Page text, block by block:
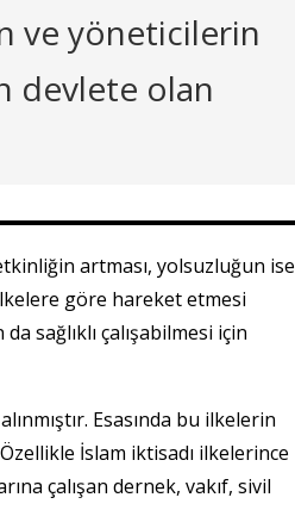
ve yöneticilerin
devlete olan
artması, yolsuzluğun ise
göre hareket etmesi
sağlıklı çalışabilmesi için
Esasında bu ilkelerin
İslam iktisadı ilkelerince
çalışan dernek, vakıf, sivil